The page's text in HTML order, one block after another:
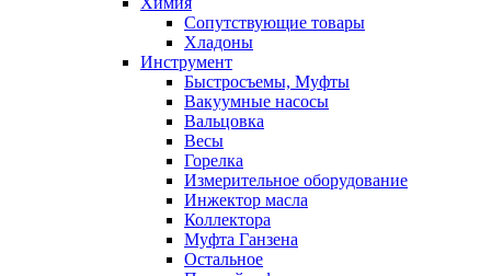
Сопутствующие товары
Хладоны
Инструмент
Быстросъемы, Муфты
Вакуумные насосы
Вальцовка
Весы
Горелка
Измерительное оборудование
Инжектор масла
Коллектора
Муфта Ганзена
Остальное